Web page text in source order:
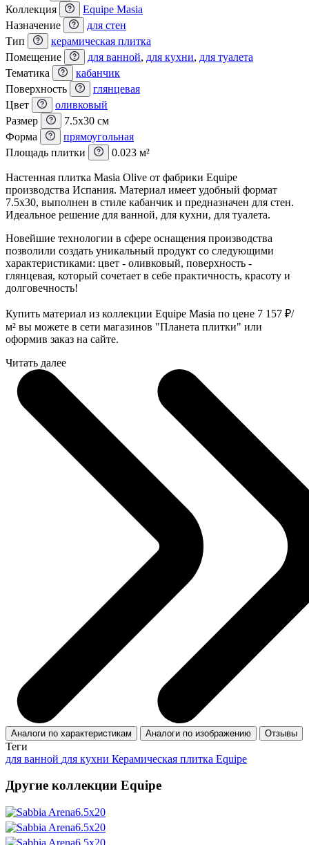
Коллекция
Equipe Masia
Назначение
для стен
Тип
керамическая плитка
Помещение
для ванной, для кухни, для туалета
Тематика
кабанчик
Поверхность
глянцевая
Цвет
оливковый
Размер
7.5x30 см
Форма
прямоугольная
Площадь плитки
0.023 м²
Настенная плитка Masia Olive от фабрики Equipe
производства Испания. Материал имеет удобный формат
7.5x30, выполнен в стиле кабанчик и предназначен для стен.
Идеальное решение для ванной, для кухни, для туалета.
Новейшие технологии в сфере оснащения производства
позволили создать уникальный продукт со следующими
характеристиками: цвет - оливковый, поверхность -
глянцевая, который сочетает в себе практичность, красоту и
долговечность!
Купить материал из коллекции Equipe Masia по цене 7 157 ₽/
м² вы можете в сети магазинов "Планета плитки" или
оформив заказ на сайте.
Читать далее
Аналоги по характеристикам Аналоги по изображению Отзывы
Теги
для ванной для кухни Керамическая плитка Equipe
Другие коллекции Equipe